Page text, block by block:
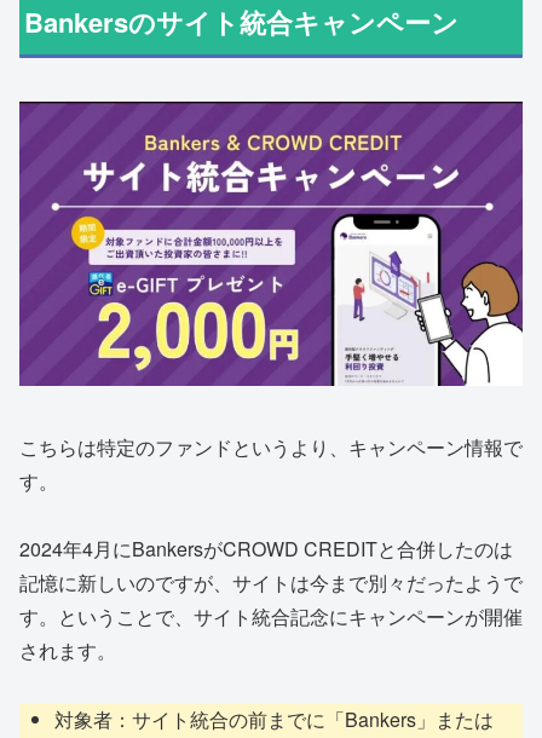
Bankersのサイト統合キャンペーン
こちらは特定のファンドというより、キャンペーン情報で
す。
2024年4月にBankersがCROWD CREDITと合併したのは
記憶に新しいのですが、サイトは今まで別々だったようで
す。ということで、サイト統合記念にキャンペーンが開催
されます。
対象者：サイト統合の前までに「Bankers」または